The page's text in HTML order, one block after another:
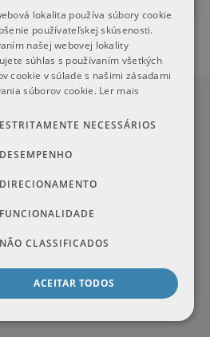
Continental
Dunlop
Michelin
Todos os fabricantes
lokalita používa súbory cookie
používateľskej skúsenosti.
našej webovej lokality
súhlas s používaním všetkých
cookie v súlade s našimi zásadami
súborov cookie. Ler mais
ESTRITAMENTE NECESSÁRIOS
DESEMPENHO
DIRECIONAMENTO
FUNCIONALIDADE
NÃO CLASSIFICADOS
ACEITAR TODOS